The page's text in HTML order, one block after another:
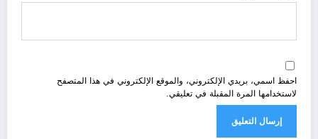
احفظ اسمي، بريدي الإلكتروني، والموقع الإلكتروني في هذا المتصفح
لاستخدامها المرة المقبلة في تعليقي.